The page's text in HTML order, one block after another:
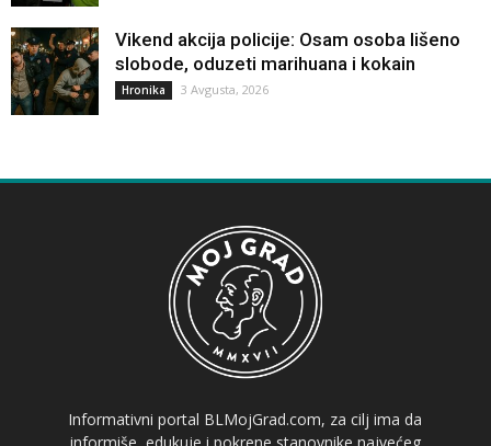
Vikend akcija policije: Osam osoba lišeno
slobode, oduzeti marihuana i kokain
Hronika 3 Avgusta, 2026
Informativni portal BLMojGrad.com, za cilj ima da